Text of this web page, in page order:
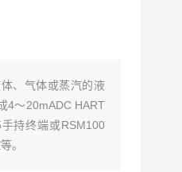
、气体或蒸汽的液
4～20mADC HART
持终端或RSM100
。